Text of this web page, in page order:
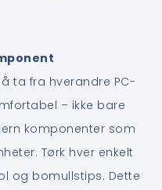
ta fra hverandre PC-
– ikke bare
komponenter som
Tørk hver enkelt
og bomullstips. Dette